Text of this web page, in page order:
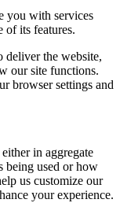
you with services
of its features.
deliver the website,
our site functions.
browser settings and
in aggregate
being used or how
us customize our
your experience.